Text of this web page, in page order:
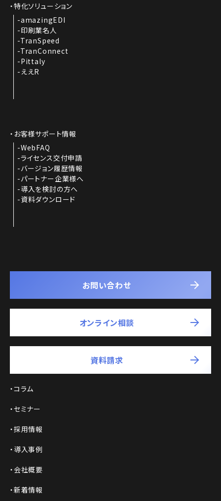
特化ソリューション
amazingEDI
印刷業名人
TranSpeed
TranConnect
Pittaly
ええR
お客様サポート情報
WebFAQ
ライセンス交付申請
バージョン履歴情報
パートナー企業様へ
導入を検討の方へ
資料ダウンロード
お問い合わせ
オンライン相談
資料請求
コラム
セミナー
採用情報
導入事例
会社概要
新着情報